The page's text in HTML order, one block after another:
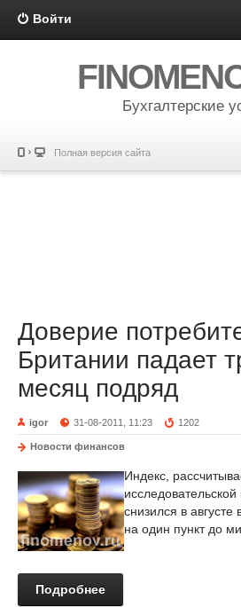
Войти
Бухгалтерские
Полная версия сайта
Доверие
Британии падает
месяц подряд
igor 31-08-2011, 11:23 1202
Новости финансов
Индекс,
снизился в
на один пункт до
Подробнее